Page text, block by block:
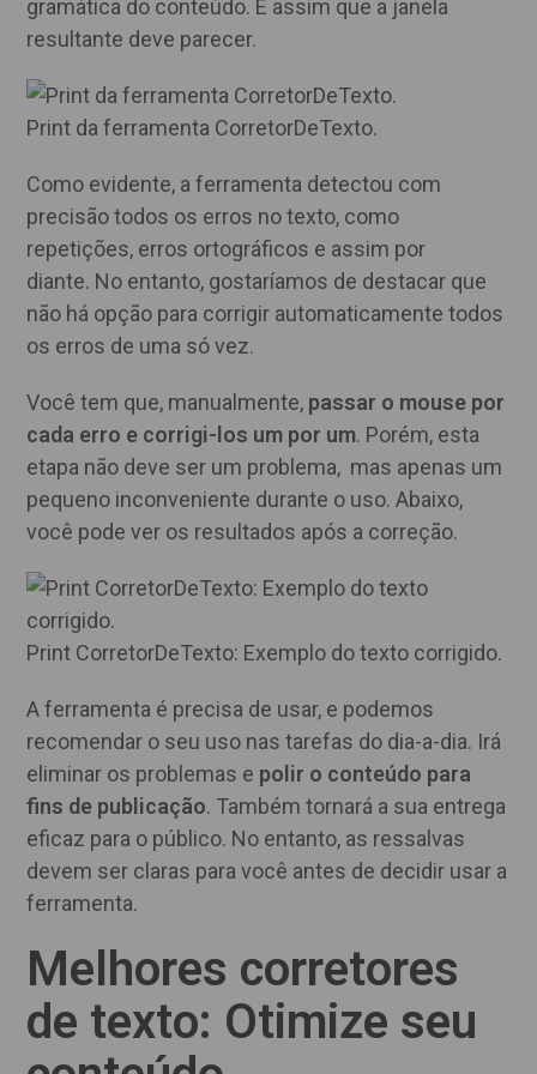
gramática do conteúdo. É assim que a janela
resultante deve parecer.
Print da ferramenta CorretorDeTexto.
Como evidente, a ferramenta detectou com
precisão todos os erros no texto, como
repetições, erros ortográficos e assim por
diante. No entanto, gostaríamos de destacar que
não há opção para corrigir automaticamente todos
os erros de uma só vez.
Você tem que, manualmente, passar o mouse por
cada erro e corrigi-los um por um. Porém, esta
etapa não deve ser um problema, mas apenas um
pequeno inconveniente durante o uso. Abaixo,
você pode ver os resultados após a correção.
Print CorretorDeTexto: Exemplo do texto corrigido.
A ferramenta é precisa de usar, e podemos
recomendar o seu uso nas tarefas do dia-a-dia. Irá
eliminar os problemas e polir o conteúdo para
fins de publicação. Também tornará a sua entrega
eficaz para o público. No entanto, as ressalvas
devem ser claras para você antes de decidir usar a
ferramenta.
Melhores corretores
de texto: Otimize seu